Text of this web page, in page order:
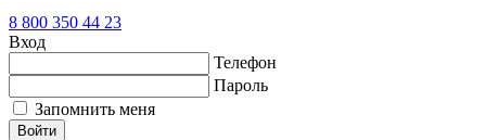
8 800 350 44 23
Вход
Телефон
Пароль
Запомнить меня
Войти